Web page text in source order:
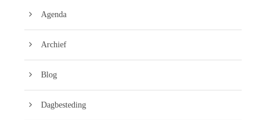
Agenda
Archief
Blog
Dagbesteding